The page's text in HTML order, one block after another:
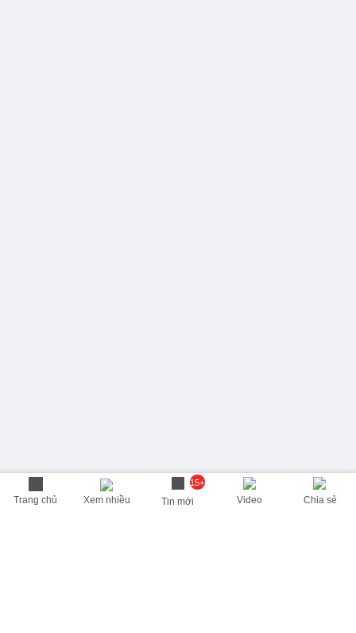
Trang chủ Xem nhiều
15+
Tin mới Video Chia sẻ